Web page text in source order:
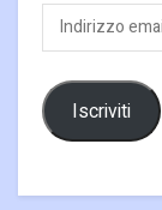
Indirizzo
email
Iscriviti